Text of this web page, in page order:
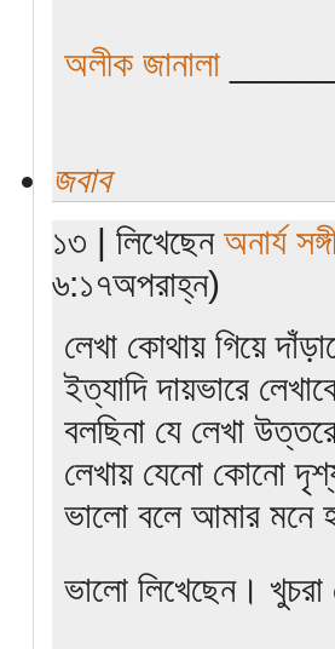
অলীক জানালা
জবাব
১৩ | লিখেছেন অনার্য
৬:১৭অপরাহ্ন)
লেখা কোথায় গিয়ে
ইত্যাদি দায়ভারে
বলছিনা যে লেখা
লেখায় যেনো কোনো
ভালো বলে আমার মনে
ভালো লিখেছেন।